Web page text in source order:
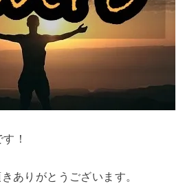
！
ありがとうございます。